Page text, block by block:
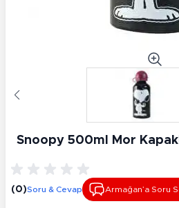
Snoopy 500ml Mor
(0)Soru & Cevap Armağan’a Soru